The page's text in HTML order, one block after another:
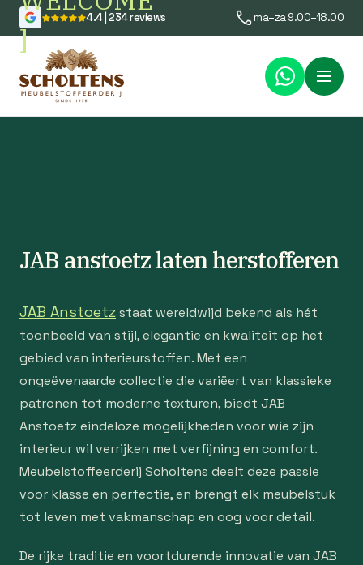
]
4.4 | 234 reviews ma–za 9.00–18.00
Menu
JAB anstoetz laten herstofferen
JAB Anstoetzstaat wereldwijd bekend als hét
toonbeeld van stijl, elegantie en kwaliteit op het
gebied van interieurstoffen. Met een
ongeëvenaarde collectie die variëert van klassieke
patronen tot moderne texturen, biedt JAB
Anstoetz eindeloze mogelijkheden voor wie zijn
interieur wil verrijken met verfijning en comfort.
Meubelstoffeerderij Scholtens deelt deze passie
voor klasse en perfectie, en brengt elk meubelstuk
tot leven met vakmanschap en oog voor detail.
De rijke traditie en voortdurende innovatie van JAB